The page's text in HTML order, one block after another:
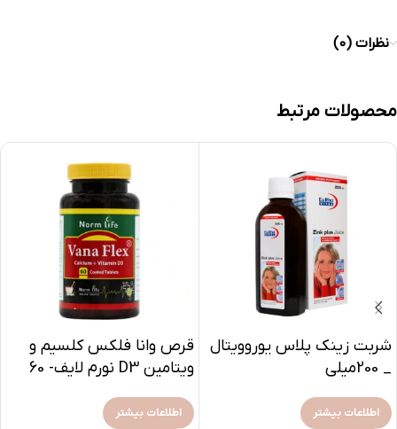
نظرات (0)
محصولات مرتبط
شربت زینک پلاس یوروویتال
_ 200میلی
اطلاعات بیشتر
قرص وانا فلکس کلسیم و
ویتامین D3 نورم لایف- 60
اطلاعات بیشتر